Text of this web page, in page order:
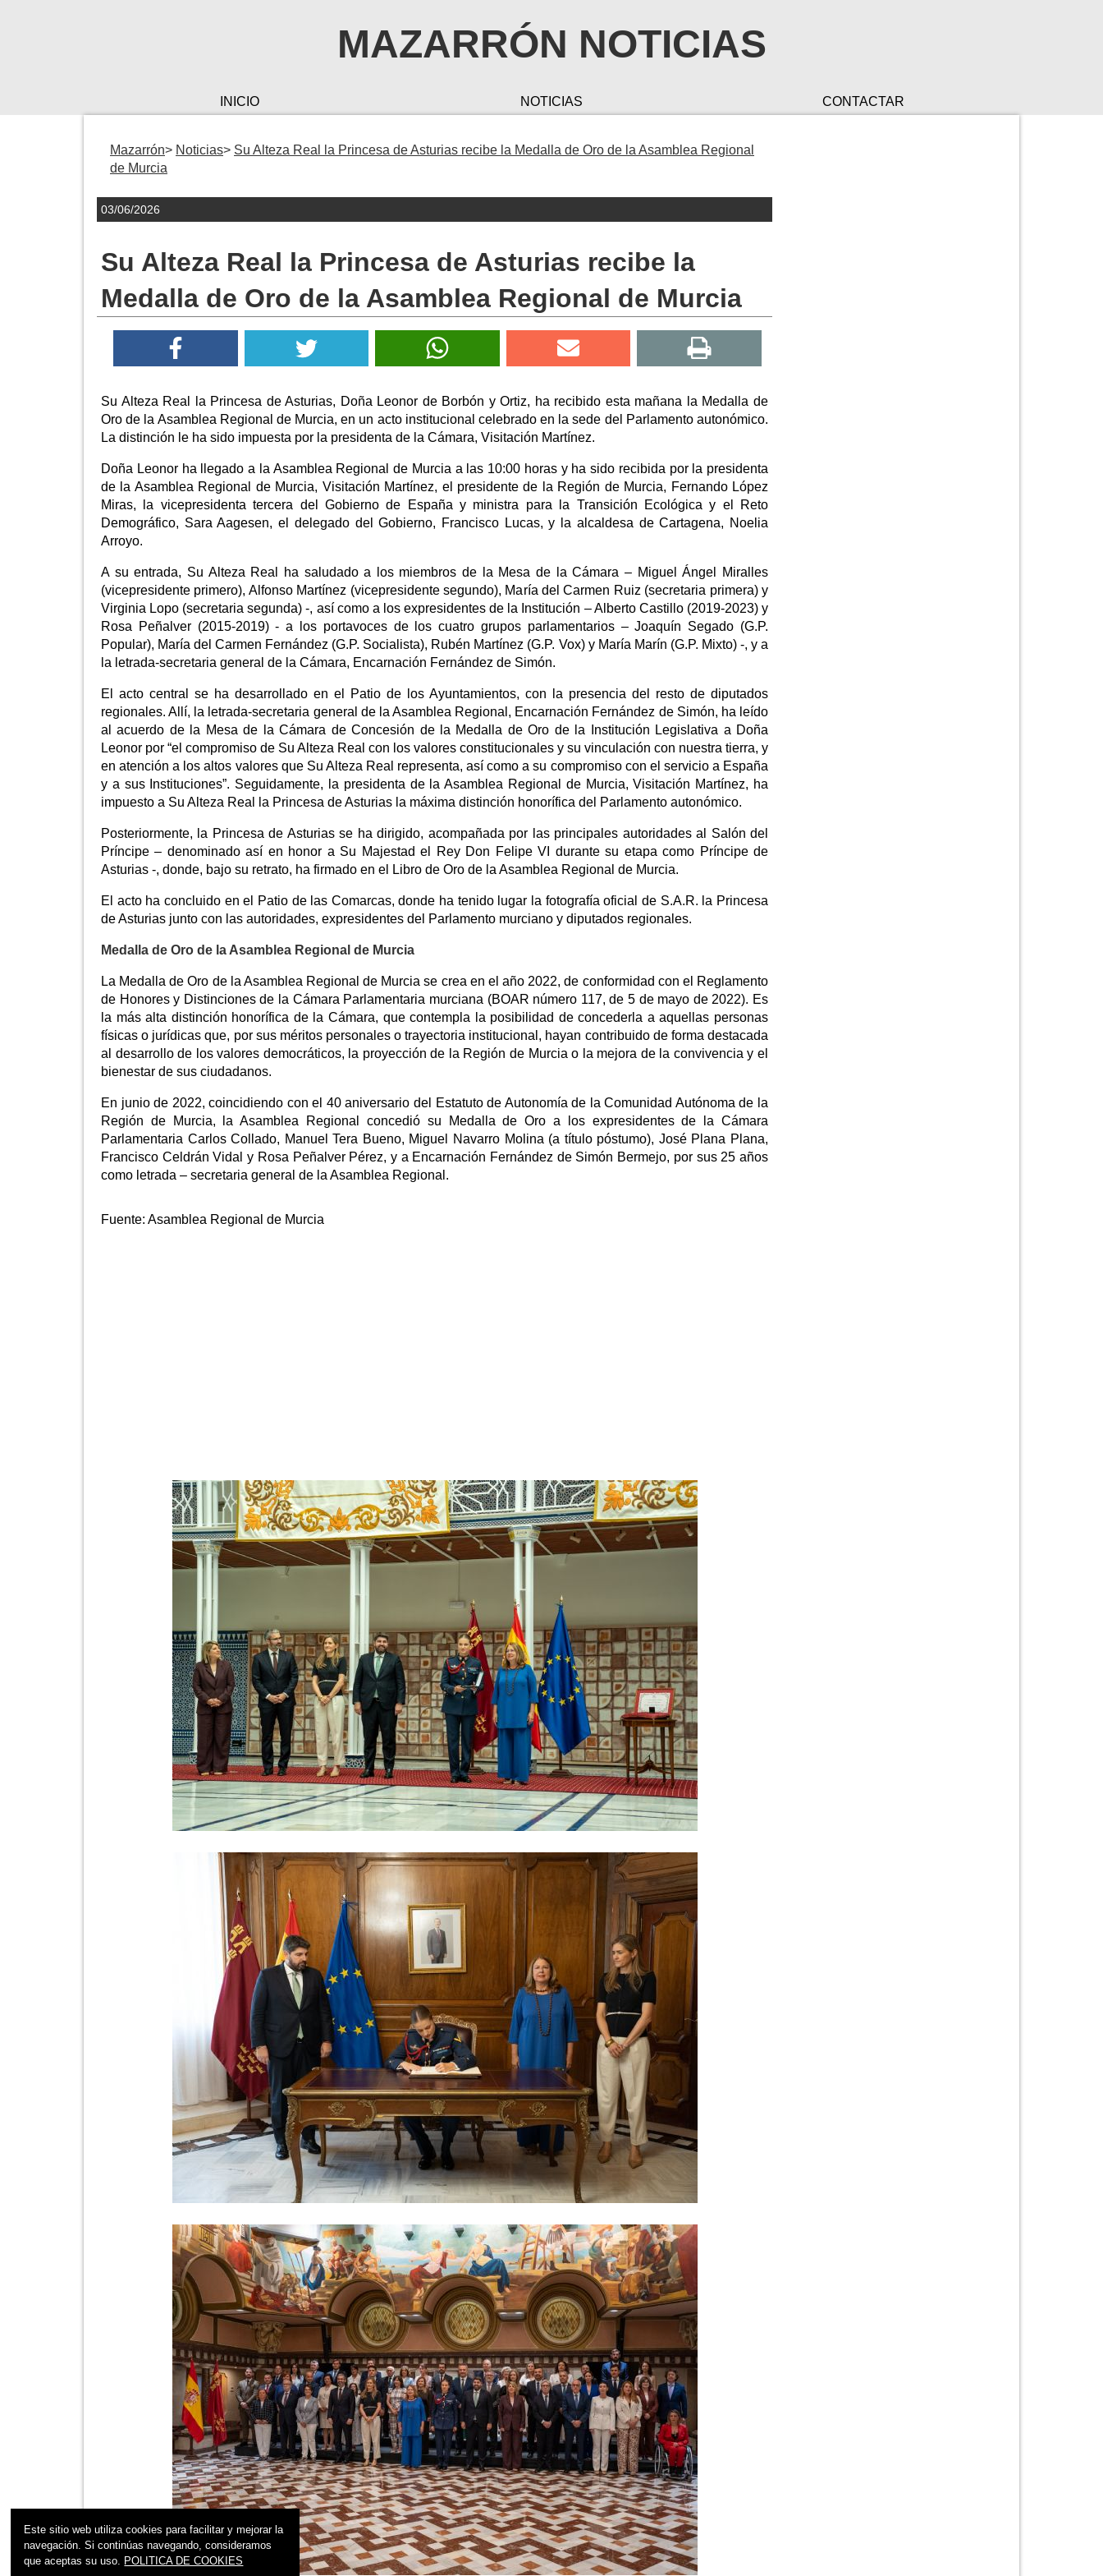
MAZARRÓN NOTICIAS
INICIO NOTICIAS CONTACTAR
Mazarrón Noticias
Su Alteza Real la Princesa de Asturias recibe la Medalla de Oro de la Asamblea Regional
de Murcia
03/06/2026
Su Alteza Real la Princesa de Asturias recibe la
Medalla de Oro de la Asamblea Regional de Murcia
Su Alteza Real la Princesa de Asturias, Doña Leonor de Borbón y Ortiz, ha recibido esta mañana la Medalla de
Oro de la Asamblea Regional de Murcia, en un acto institucional celebrado en la sede del Parlamento autonómico.
La distinción le ha sido impuesta por la presidenta de la Cámara, Visitación Martínez.
Doña Leonor ha llegado a la Asamblea Regional de Murcia a las 10:00 horas y ha sido recibida por la presidenta
de la Asamblea Regional de Murcia, Visitación Martínez, el presidente de la Región de Murcia, Fernando López
Miras, la vicepresidenta tercera del Gobierno de España y ministra para la Transición Ecológica y el Reto
Demográfico, Sara Aagesen, el delegado del Gobierno, Francisco Lucas, y la alcaldesa de Cartagena, Noelia
Arroyo.
A su entrada, Su Alteza Real ha saludado a los miembros de la Mesa de la Cámara – Miguel Ángel Miralles
(vicepresidente primero), Alfonso Martínez (vicepresidente segundo), María del Carmen Ruiz (secretaria primera) y
Virginia Lopo (secretaria segunda) -, así como a los expresidentes de la Institución – Alberto Castillo (2019-2023) y
Rosa Peñalver (2015-2019) - a los portavoces de los cuatro grupos parlamentarios – Joaquín Segado (G.P.
Popular), María del Carmen Fernández (G.P. Socialista), Rubén Martínez (G.P. Vox) y María Marín (G.P. Mixto) -, y a
la letrada-secretaria general de la Cámara, Encarnación Fernández de Simón.
El acto central se ha desarrollado en el Patio de los Ayuntamientos, con la presencia del resto de diputados
regionales. Allí, la letrada-secretaria general de la Asamblea Regional, Encarnación Fernández de Simón, ha leído
al acuerdo de la Mesa de la Cámara de Concesión de la Medalla de Oro de la Institución Legislativa a Doña
Leonor por “el compromiso de Su Alteza Real con los valores constitucionales y su vinculación con nuestra tierra, y
en atención a los altos valores que Su Alteza Real representa, así como a su compromiso con el servicio a España
y a sus Instituciones”. Seguidamente, la presidenta de la Asamblea Regional de Murcia, Visitación Martínez, ha
impuesto a Su Alteza Real la Princesa de Asturias la máxima distinción honorífica del Parlamento autonómico.
Posteriormente, la Princesa de Asturias se ha dirigido, acompañada por las principales autoridades al Salón del
Príncipe – denominado así en honor a Su Majestad el Rey Don Felipe VI durante su etapa como Príncipe de
Asturias -, donde, bajo su retrato, ha firmado en el Libro de Oro de la Asamblea Regional de Murcia.
El acto ha concluido en el Patio de las Comarcas, donde ha tenido lugar la fotografía oficial de S.A.R. la Princesa
de Asturias junto con las autoridades, expresidentes del Parlamento murciano y diputados regionales.
Medalla de Oro de la Asamblea Regional de Murcia
La Medalla de Oro de la Asamblea Regional de Murcia se crea en el año 2022, de conformidad con el Reglamento
de Honores y Distinciones de la Cámara Parlamentaria murciana (BOAR número 117, de 5 de mayo de 2022). Es
la más alta distinción honorífica de la Cámara, que contempla la posibilidad de concederla a aquellas personas
físicas o jurídicas que, por sus méritos personales o trayectoria institucional, hayan contribuido de forma destacada
al desarrollo de los valores democráticos, la proyección de la Región de Murcia o la mejora de la convivencia y el
bienestar de sus ciudadanos.
En junio de 2022, coincidiendo con el 40 aniversario del Estatuto de Autonomía de la Comunidad Autónoma de la
Región de Murcia, la Asamblea Regional concedió su Medalla de Oro a los expresidentes de la Cámara
Parlamentaria Carlos Collado, Manuel Tera Bueno, Miguel Navarro Molina (a título póstumo), José Plana Plana,
Francisco Celdrán Vidal y Rosa Peñalver Pérez, y a Encarnación Fernández de Simón Bermejo, por sus 25 años
como letrada – secretaria general de la Asamblea Regional.
Fuente: Asamblea Regional de Murcia
Este sitio web utiliza cookies para facilitar y mejorar la
navegación. Si continúas navegando, consideramos
que aceptas su uso. POLITICA DE COOKIES